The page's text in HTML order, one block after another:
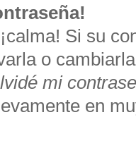
Si su
o
mi
en